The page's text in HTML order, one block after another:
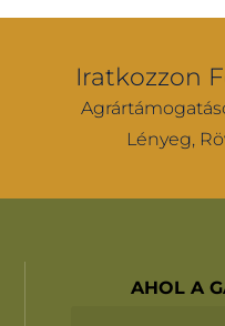
Iratkozzon
Lényeg,
AHOL A